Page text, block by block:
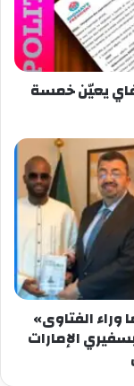
فاي يعيّن خمسة
الفتاوى»
الإمارات